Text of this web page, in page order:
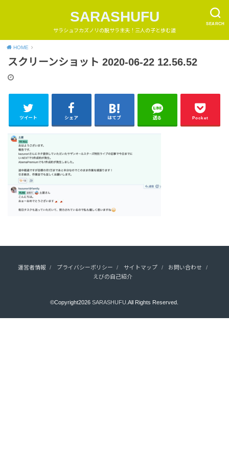
SEARCH
SARASHUFU
サラシュフカズノリの脱サラ主夫！三人の子と歩む道
HOME
スクリーンショット 2020-06-22 12.56.52
ツイート シェア はてブ 送る Pocket
運営者情報 プライバシーポリシー サイトマップ
お問い合わせ
えびの自己紹介
©Copyright2026SARASHUFU.All Rights Reserved.